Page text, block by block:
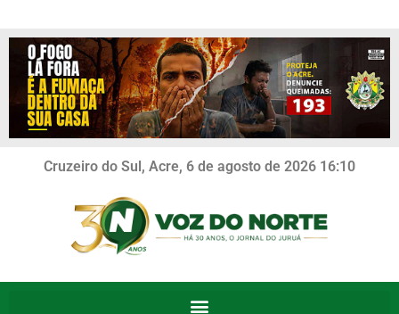
Cruzeiro do Sul, Acre, 6 de agosto de 2026 16:10